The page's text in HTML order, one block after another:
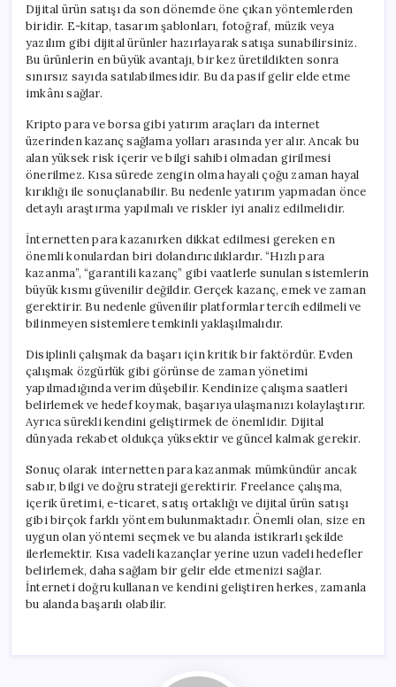
Dijital ürün satışı da son dönemde öne çıkan yöntemlerden
biridir. E-kitap, tasarım şablonları, fotoğraf, müzik veya
yazılım gibi dijital ürünler hazırlayarak satışa sunabilirsiniz.
Bu ürünlerin en büyük avantajı, bir kez üretildikten sonra
sınırsız sayıda satılabilmesidir. Bu da pasif gelir elde etme
imkânı sağlar.
Kripto para ve borsa gibi yatırım araçları da internet
üzerinden kazanç sağlama yolları arasında yer alır. Ancak bu
alan yüksek risk içerir ve bilgi sahibi olmadan girilmesi
önerilmez. Kısa sürede zengin olma hayali çoğu zaman hayal
kırıklığı ile sonuçlanabilir. Bu nedenle yatırım yapmadan önce
detaylı araştırma yapılmalı ve riskler iyi analiz edilmelidir.
İnternetten para kazanırken dikkat edilmesi gereken en
önemli konulardan biri dolandırıcılıklardır. “Hızlı para
kazanma”, “garantili kazanç” gibi vaatlerle sunulan sistemlerin
büyük kısmı güvenilir değildir. Gerçek kazanç, emek ve zaman
gerektirir. Bu nedenle güvenilir platformlar tercih edilmeli ve
bilinmeyen sistemlere temkinli yaklaşılmalıdır.
Disiplinli çalışmak da başarı için kritik bir faktördür. Evden
çalışmak özgürlük gibi görünse de zaman yönetimi
yapılmadığında verim düşebilir. Kendinize çalışma saatleri
belirlemek ve hedef koymak, başarıya ulaşmanızı kolaylaştırır.
Ayrıca sürekli kendini geliştirmek de önemlidir. Dijital
dünyada rekabet oldukça yüksektir ve güncel kalmak gerekir.
Sonuç olarak internetten para kazanmak mümkündür ancak
sabır, bilgi ve doğru strateji gerektirir. Freelance çalışma,
içerik üretimi, e-ticaret, satış ortaklığı ve dijital ürün satışı
gibi birçok farklı yöntem bulunmaktadır. Önemli olan, size en
uygun olan yöntemi seçmek ve bu alanda istikrarlı şekilde
ilerlemektir. Kısa vadeli kazançlar yerine uzun vadeli hedefler
belirlemek, daha sağlam bir gelir elde etmenizi sağlar.
İnterneti doğru kullanan ve kendini geliştiren herkes, zamanla
bu alanda başarılı olabilir.